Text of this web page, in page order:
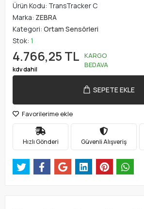
Ürün Kodu: TransTracker C
Marka: ZEBRA
Kategori: Ortam Sensörleri
Stok: 1
4.766,25 TL
kdv dahil
KARGO
BEDAVA
SEPETE EKLE
Favorilerime ekle
Hızlı Gönderi Güvenli Alışveriş